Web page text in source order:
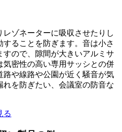
ゾネーターに吸収させたりし
ることを防ぎます。音は小さ
すので、隙間が大きいアルミサ
気密性の高い専用サッシとの併
路や線路や公園が近く騒音が気
れを防ぎたい、会議室の防音な
る